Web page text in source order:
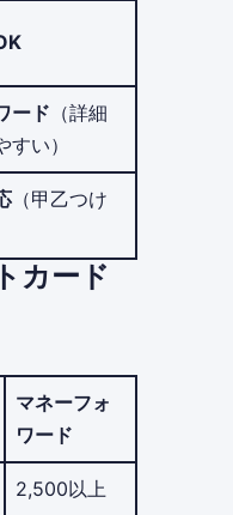
ード （詳細
い）
（甲乙つけ
カード
マネーフォ
ワード
2,500以上